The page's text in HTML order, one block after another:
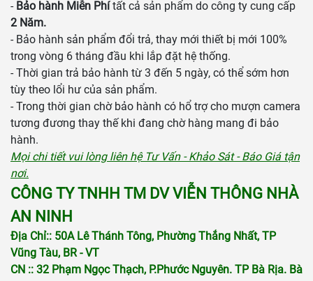
- Bảo hành Miễn Phítất cả sản phẩm do công ty cung cấp
2 Năm.
- Bảo hành sản phẩm đổi trả, thay mới thiết bị mới 100%
trong vòng 6 tháng đầu khi lắp đặt hệ thống.
- Thời gian trả bảo hành từ 3 đến 5 ngày, có thể sớm hơn
tùy theo lổi hư của sản phẩm.
- Trong thời gian chờ bảo hành có hổ trợ cho mượn camera
tương đương thay thế khi đang chờ hàng mang đi bảo
hành.
Mọi chi tiết vui lòng liên hệ Tư Vấn - Khảo Sát - Báo Giá tận
nơi.
CÔNG TY TNHH TM DV VIỄN THÔNG NHÀ
AN NINH
Địa Chỉ:: 50A Lê Thánh Tông, Phường Thắng Nhất, TP
Vũng Tàu, BR - VT
CN :: 32 Phạm Ngọc Thạch, P.Phước Nguyên. TP Bà Rịa. Bà